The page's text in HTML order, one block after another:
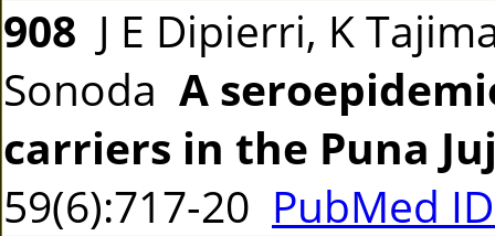
908 J E Dipierri, K
Sonoda A
carriers in the Puna
59(6):717-20 PubMed